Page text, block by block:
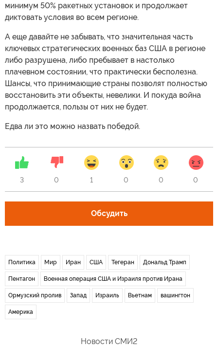
минимум 50% ракетных установок и продолжает
диктовать условия во всем регионе.
А еще давайте не забывать, что значительная часть
ключевых стратегических военных баз США в регионе
либо разрушена, либо пребывает в настолько
плачевном состоянии, что практически бесполезна.
Шансы, что принимающие страны позволят полностью
восстановить эти объекты, невелики. И покуда война
продолжается, пользы от них не будет.
Едва ли это можно назвать победой.
3 0 1 0 0 0
Обсудить
Политика Мир Иран США Тегеран Дональд Трамп
Пентагон Военная операция США и Израиля против Ирана
Ормузский пролив Запад Израиль Вьетнам вашингтон
Америка
Новости СМИ2